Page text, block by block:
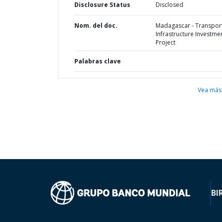
Disclosure Status Disclosed
Nom. del doc.
Madagascar -
Infrastructure
Project
Palabras clave
Vea más